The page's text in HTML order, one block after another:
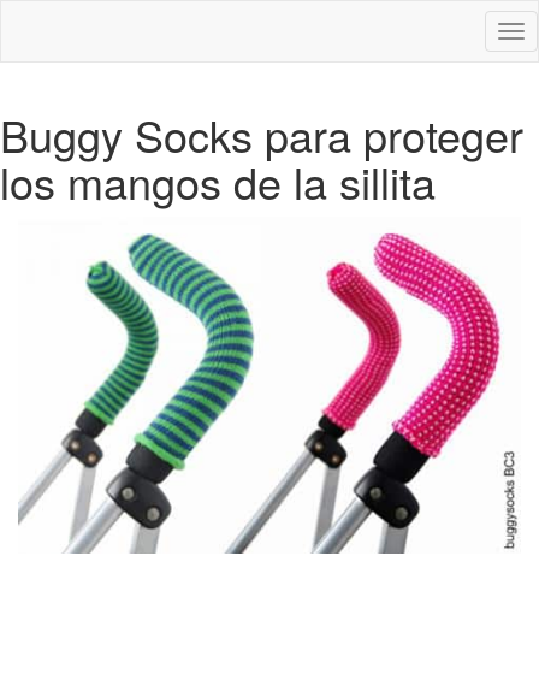
Buggy Socks para proteger
los mangos de la sillita